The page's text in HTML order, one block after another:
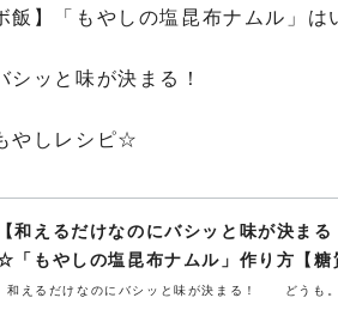
飯】「もやしの塩昆布ナムル」は
ッと味が決まる！
やしレシピ☆
【和えるだけなのにバシッと味が決ま
「もやしの塩昆布ナムル」作り方【糖
和えるだけなのにバシッと味が決まる！ どうも